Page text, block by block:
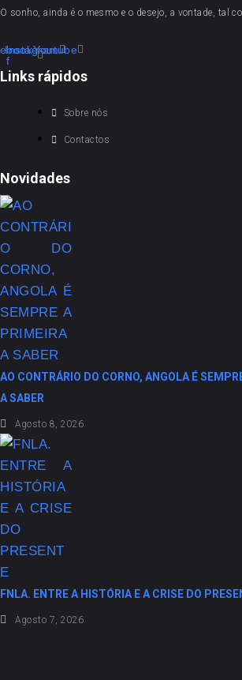
O sonho, ainda é o mesmo e o desejo, a vontade, tal
f
Instagram
Youtube
Links rápidos
Sobre nós
Contactos
Novidades
AO CONTRÁRIO DO CORNO, ANGOLA É
A SABER
Agosto 8, 2026
FNLA. ENTRE A HISTÓRIA E A CRISE DO
Agosto 7, 2026